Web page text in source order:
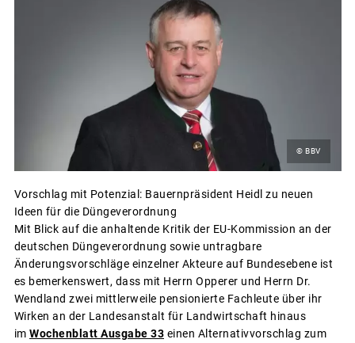
© BBV
Vorschlag mit Potenzial: Bauernpräsident Heidl zu neuen
Ideen für die Düngeverordnung
Mit Blick auf die anhaltende Kritik der EU-Kommission an der
deutschen Düngeverordnung sowie untragbare
Änderungsvorschläge einzelner Akteure auf Bundesebene ist
es bemerkenswert, dass mit Herrn Opperer und Herrn Dr.
Wendland zwei mittlerweile pensionierte Fachleute über ihr
Wirken an der Landesanstalt für Landwirtschaft hinaus
im Wochenblatt Ausgabe 33 einen Alternativvorschlag zum